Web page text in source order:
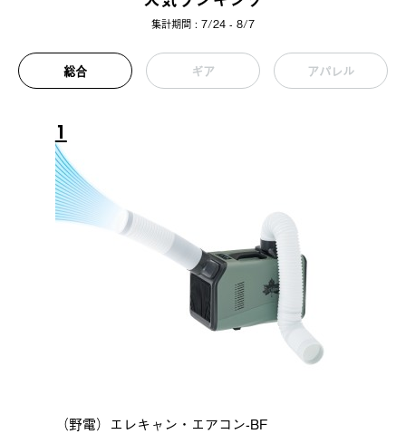
集計期間 : 7/24 - 8/7
総合 ギア アパレル
1
（野電）エレキャン・エアコン-BF